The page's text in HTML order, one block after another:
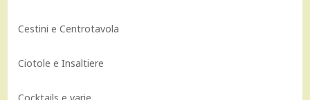
Cestini e Centrotavola
Ciotole e Insaltiere